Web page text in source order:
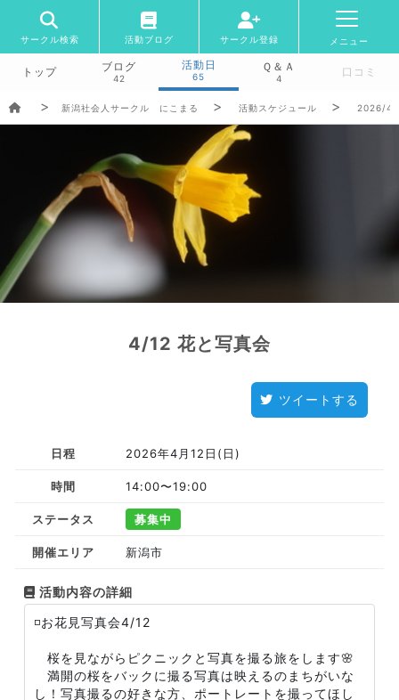
サークル検索 活動ブログ サークル登録 メニュー
トップ ブログ
42
活動日
65
Ｑ＆Ａ
4 口コミ
新潟社会人サークル にこまる 活動スケジュール 2026/4/
4/12 花と写真会
ツイートする
日程 2026年4月12日(日)
時間 14:00〜19:00
ステータス 募集中
開催エリア 新潟市
活動内容の詳細
◽️お花見写真会4/12
桜を見ながらピクニックと写真を撮る旅をします🌸
満開の桜をバックに撮る写真は映えるのまちがいな
し！写真撮るの好きな方、ポートレートを撮ってほし